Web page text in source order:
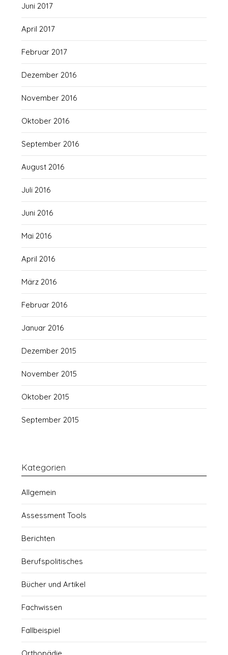
Juni 2017
April 2017
Februar 2017
Dezember 2016
November 2016
Oktober 2016
September 2016
August 2016
Juli 2016
Juni 2016
Mai 2016
April 2016
März 2016
Februar 2016
Januar 2016
Dezember 2015
November 2015
Oktober 2015
September 2015
Kategorien
Allgemein
Assessment Tools
Berichten
Berufspolitisches
Bücher und Artikel
Fachwissen
Fallbeispiel
Orthopädie